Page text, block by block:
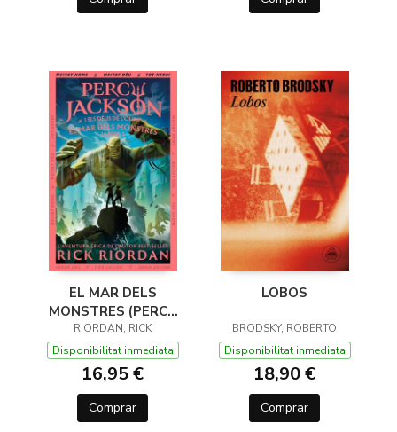
EL MAR DELS
MONSTRES (PERCY
JACKSON I ELS DÉUS
DE L'OLIMP 2)
RIORDAN, RICK
Disponibilitat inmediata
16,95 €
Comprar
LOBOS
BRODSKY, ROBERTO
Disponibilitat inmediata
18,90 €
Comprar